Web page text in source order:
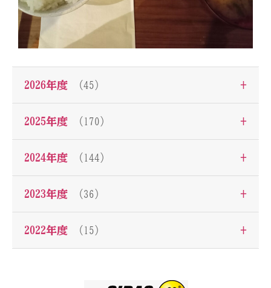
2026年度 （45） +
2025年度 （170） +
2024年度 （144） +
2023年度 （36） +
2022年度 （15） +